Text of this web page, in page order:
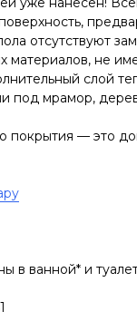
отсутствуют
материалов, не
слой
под мрамор,
покрытия — это
в ванной* и